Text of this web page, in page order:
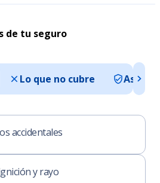
de tu seguro
Lo que no cubre
accidentales
y rayo